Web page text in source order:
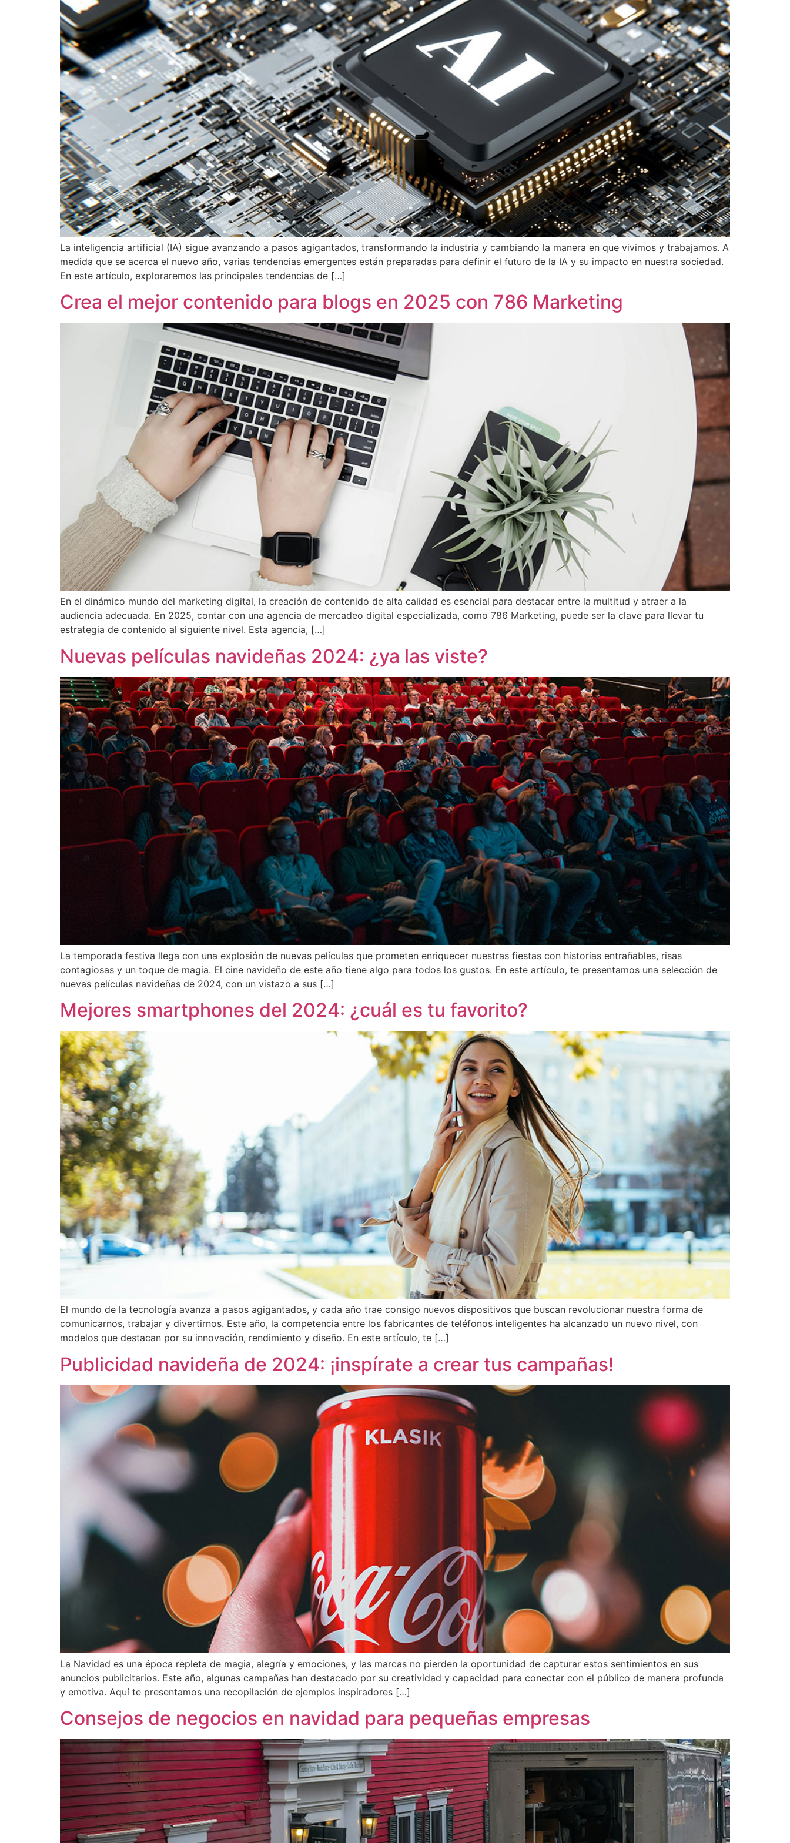
La inteligencia artificial (IA) sigue avanzando a pasos agigantados, transformando la industria y cambiando la manera en que vivimos y trabajamos. A
medida que se acerca el nuevo año, varias tendencias emergentes están preparadas para definir el futuro de la IA y su impacto en nuestra sociedad.
En este artículo, exploraremos las principales tendencias de […]
Crea el mejor contenido para blogs en 2025 con 786 Marketing
En el dinámico mundo del marketing digital, la creación de contenido de alta calidad es esencial para destacar entre la multitud y atraer a la
audiencia adecuada. En 2025, contar con una agencia de mercadeo digital especializada, como 786 Marketing, puede ser la clave para llevar tu
estrategia de contenido al siguiente nivel. Esta agencia, […]
Nuevas películas navideñas 2024: ¿ya las viste?
La temporada festiva llega con una explosión de nuevas películas que prometen enriquecer nuestras fiestas con historias entrañables, risas
contagiosas y un toque de magia. El cine navideño de este año tiene algo para todos los gustos. En este artículo, te presentamos una selección de
nuevas películas navideñas de 2024, con un vistazo a sus […]
Mejores smartphones del 2024: ¿cuál es tu favorito?
El mundo de la tecnología avanza a pasos agigantados, y cada año trae consigo nuevos dispositivos que buscan revolucionar nuestra forma de
comunicarnos, trabajar y divertirnos. Este año, la competencia entre los fabricantes de teléfonos inteligentes ha alcanzado un nuevo nivel, con
modelos que destacan por su innovación, rendimiento y diseño. En este artículo, te […]
Publicidad navideña de 2024: ¡inspírate a crear tus campañas!
La Navidad es una época repleta de magia, alegría y emociones, y las marcas no pierden la oportunidad de capturar estos sentimientos en sus
anuncios publicitarios. Este año, algunas campañas han destacado por su creatividad y capacidad para conectar con el público de manera profunda
y emotiva. Aquí te presentamos una recopilación de ejemplos inspiradores […]
Consejos de negocios en navidad para pequeñas empresas